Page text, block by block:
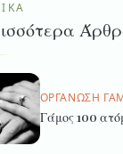
ΟΡΓΆΝΩΣΗ
Γάμος 100